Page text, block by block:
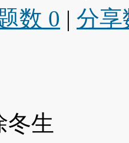
数 0 | 分享
冬生